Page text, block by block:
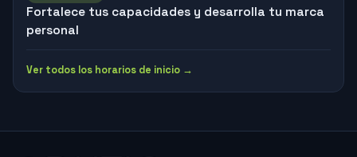
Fortalece tus capacidades y desarrolla tu marca
personal
Ver todos los horarios de inicio →